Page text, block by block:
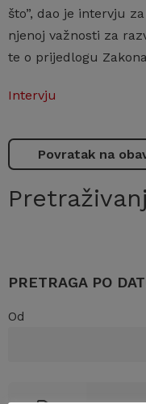
što”, dao je intervju
njenoj važnosti za
te o prijedlogu
Intervju
Povratak na
PRETRAGA PO
Od